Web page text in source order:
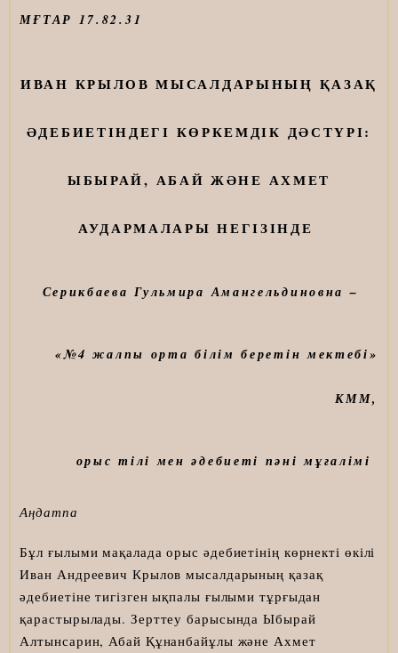
МҒТАР 17.82.31
ИВАН КРЫЛОВ МЫСАЛДАРЫНЫҢ ҚАЗАҚ
ӘДЕБИЕТІНДЕГІ КӨРКЕМДІК ДӘСТҮРІ:
ЫБЫРАЙ, АБАЙ ЖӘНЕ АХМЕТ
АУДАРМАЛАРЫ НЕГІЗІНДЕ
Серикбаева Гульмира Амангельдиновна –
«№4 жалпы орта білім беретін мектебі»
КММ,
орыс тілі мен әдебиеті пәні мұғалімі
Аңдатпа
Бұл ғылыми мақалада орыс әдебиетінің көрнекті өкілі
Иван Андреевич Крылов мысалдарының қазақ
әдебиетіне тигізген ықпалы ғылыми тұрғыдан
қарастырылады. Зерттеу барысында Ыбырай
Алтынсарин, Абай Құнанбайұлы және Ахмет